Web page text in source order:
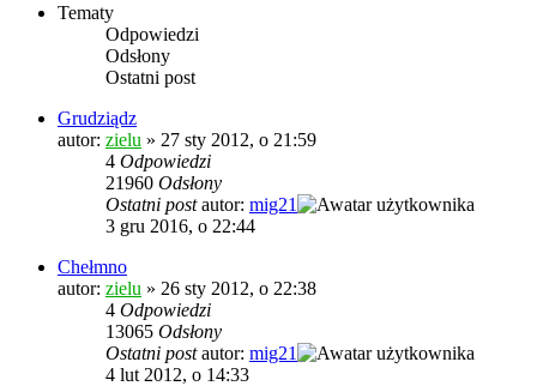
Tematy
Odpowiedzi
Odsłony
Ostatni post
Grudziądz
autor: zielu » 27 sty 2012, o 21:59
4 Odpowiedzi
21960 Odsłony
Ostatni postautor: mig21
3 gru 2016, o 22:44
Chełmno
autor: zielu » 26 sty 2012, o 22:38
4 Odpowiedzi
13065 Odsłony
Ostatni postautor: mig21
4 lut 2012, o 14:33